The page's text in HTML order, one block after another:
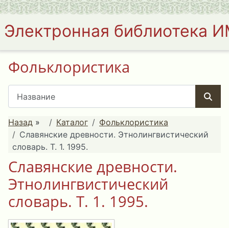
Электронная библиотека
Фольклористика
Назад » Каталог
Фольклористика
Славянские древности. Этнолингвистический
словарь. Т. 1. 1995.
Славянские древности.
Этнолингвистический
словарь. Т. 1. 1995.